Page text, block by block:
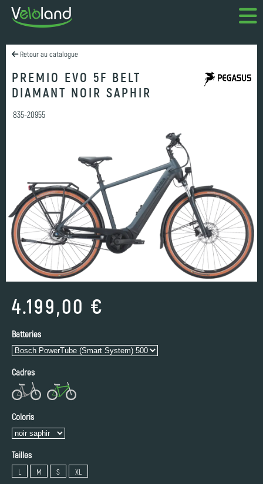
Retour au catalogue
PREMIO EVO 5F BELT
DIAMANT NOIR SAPHIR
835-20955
4.199,00 €
Batteries
Cadres
Coloris
Tailles
L M S XL